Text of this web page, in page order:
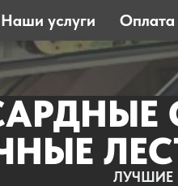
Наши услуги Оплата
ЛУЧШИЕ